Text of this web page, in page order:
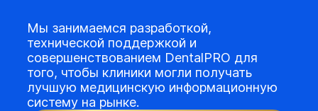
Мы занимаемся разработкой,
технической поддержкой и
совершенствованием DentalPRO для
того, чтобы клиники могли получать
лучшую медицинскую информационную
систему на рынке.